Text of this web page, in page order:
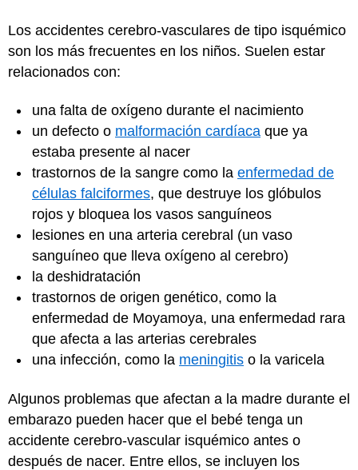
Los accidentes cerebro-vasculares de tipo isquémico
son los más frecuentes en los niños. Suelen estar
relacionados con:
una falta de oxígeno durante el nacimiento
un defecto o malformación cardíaca que ya
estaba presente al nacer
trastornos de la sangre como la enfermedad de
células falciformes, que destruye los glóbulos
rojos y bloquea los vasos sanguíneos
lesiones en una arteria cerebral (un vaso
sanguíneo que lleva oxígeno al cerebro)
la deshidratación
trastornos de origen genético, como la
enfermedad de Moyamoya, una enfermedad rara
que afecta a las arterias cerebrales
una infección, como la meningitis o la varicela
Algunos problemas que afectan a la madre durante el
embarazo pueden hacer que el bebé tenga un
accidente cerebro-vascular isquémico antes o
después de nacer. Entre ellos, se incluyen los